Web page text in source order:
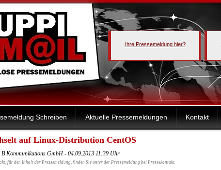
Ihre Pressemeldung hier?
Schreiben Aktuelle Pressemeldungen Kontakt
auf Linux-Distribution CentOS
B Kommunikations GmbH - 04.09.2013 11:39 Uhr
für den Inhalt der Pressemeldung, finden Sie unter der Pressemeldung bei Pressekontakt.